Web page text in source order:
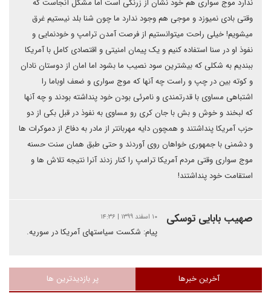
ندارد موج سواری هم خود نشان از زرنگی است اما مشکل آنجاست که
وقتی بادی نمیوزد و موجی هم وجود ندارد ما چون شنا بلد نیستیم غرق
میشویم! خیلی راحت میتوانستیم از فرصت آمدن ترامپ و خودنمایی و
نفوذ او در سنا استفاده کنیم و یک پیمان امنیتی و اقتصادی کامل با آمریکا
ببندیم به شکلی که بیشترین سود نصیب ما بشود اما امان از دوستان نادان
و کوته بین در چپ و راست چه آنها که موج سواری و ضعف اوباما را
اشتباهی مساوی با قدرتمندی و نامرئی بودن خود پنداشته بودند و چه آنها
که لبخند و خوش و بش با جان کری رو مساوی به نفوذ در قبل بکی از دو
حزب آمریکا پنداشتند و همچون دایه مهربانتر از مادر به دفاع از دموکرات ها
و دشمنی با جمهوری خواهان روی آوردند و حتی طبق همان سنت حسنه
موج سواری وقتی مردم آمریکا ترامپ را کنار زدند آنرا نتیجه تلاش ها و
استقامت خود پنداشتند!‌
صهیب بابایی توسکی ۱۰ اسفند ۱۳۹۹ | ۱۴:۳۶
پیام: شکست سیاستهای آمریکا در سوریه.
آخرین خبرها پر بازدیدترین ها